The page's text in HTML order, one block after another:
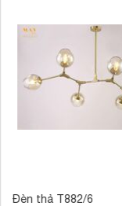
Đèn thả T882/6